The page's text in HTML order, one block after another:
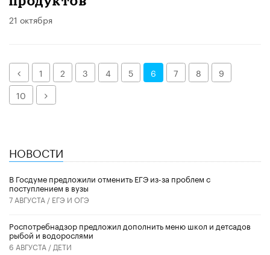
21 октября
Назад1 2 3 4 5 6 7 8
9
10
Далее
НОВОСТИ
В Госдуме предложили отменить ЕГЭ из-за проблем с
поступлением в вузы
7 АВГУСТА / ЕГЭ И ОГЭ
Роспотребнадзор предложил дополнить меню школ и детсадов
рыбой и водорослями
6 АВГУСТА / ДЕТИ